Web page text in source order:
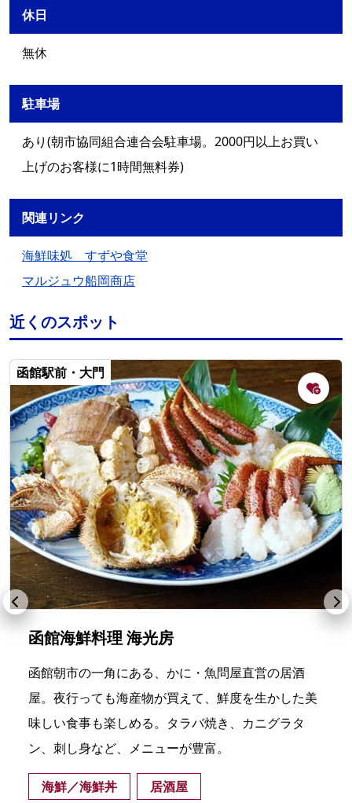
休日
無休
駐車場
あり(朝市協同組合連合会駐車場。2000円以上お買い
上げのお客様に1時間無料券)
関連リンク
海鮮味処 すずや食堂
マルジュウ船岡商店
近くのスポット
函館駅前・大門
函館海鮮料理 海光房
函館朝市の一角にある、かに・魚問屋直営の居酒
屋。夜行っても海産物が買えて、鮮度を生かした美
味しい食事も楽しめる。タラバ焼き、カニグラタ
ン、刺し身など、メニューが豊富。
海鮮／海鮮丼 居酒屋